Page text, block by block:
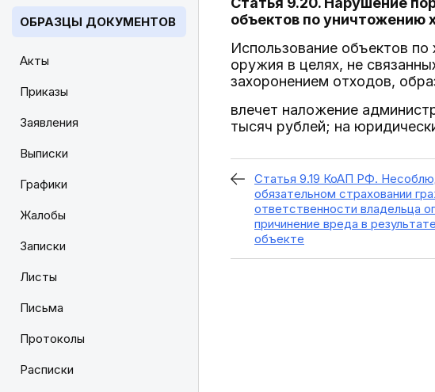
ОБРАЗЦЫ ДОКУМЕНТОВ
Акты
Приказы
Заявления
Выписки
Графики
Жалобы
Записки
Листы
Письма
Протоколы
Расписки
объектов по уничтожению
Использование объектов
оружия в целях, не
захоронением отходов,
влечет наложение
тысяч рублей; на
Статья 9.19 КоАП РФ.
обязательном страховании
ответственности владельца
причинение вреда в
объекте